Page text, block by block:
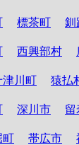
標茶町 釧
西興部村
津川町 猿払
深川市 留
町 帯広市